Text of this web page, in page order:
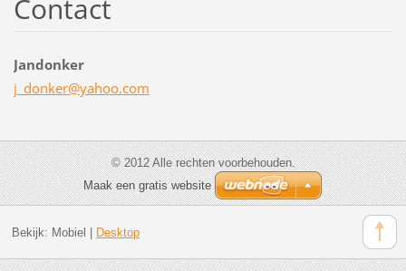
Contact
Jandonker
j_donker@yahoo.com
© 2012 Alle rechten voorbehouden.
Maak een gratis website
Bekijk: Mobiel Desktop